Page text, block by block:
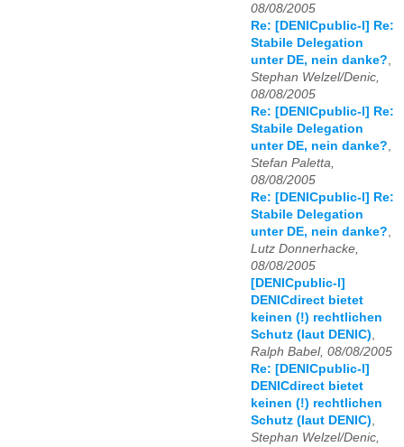
08/08/2005
Re: [DENICpublic-l] Re:
Stabile Delegation
unter DE, nein danke?,
Stephan Welzel/Denic,
08/08/2005
Re: [DENICpublic-l] Re:
Stabile Delegation
unter DE, nein danke?,
Stefan Paletta,
08/08/2005
Re: [DENICpublic-l] Re:
Stabile Delegation
unter DE, nein danke?,
Lutz Donnerhacke,
08/08/2005
[DENICpublic-l]
DENICdirect bietet
keinen (!) rechtlichen
Schutz (laut DENIC),
Ralph Babel, 08/08/2005
Re: [DENICpublic-l]
DENICdirect bietet
keinen (!) rechtlichen
Schutz (laut DENIC),
Stephan Welzel/Denic,